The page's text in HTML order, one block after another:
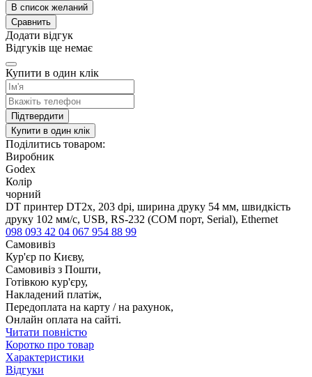
В список желаний
Сравнить
Додати відгук
Відгуків ще немає
Купити в один клік
Підтвердити
Купити в один клік
Поділитись товаром:
Виробник
Godex
Колір
чорний
DT принтер DT2х, 203 dpi, ширина друку 54 мм, швидкість
друку 102 мм/с, USB, RS-232 (COM порт, Serial), Ethernet
098 093 42 04 067 954 88 99
Самовивіз
Кур'єр по Києву,
Самовивіз з Пошти,
Готівкою кур'єру,
Накладений платіж,
Передоплата на карту / на рахунок,
Онлайн оплата на сайті.
Читати повністю
Коротко про товар
Характеристики
Відгуки